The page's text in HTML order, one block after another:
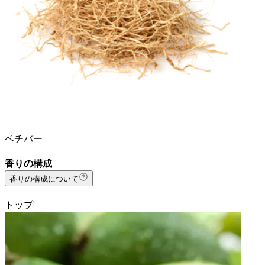
ベチバー
香りの構成
香りの構成について
トップ